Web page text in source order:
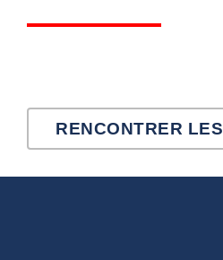
RENCONTRER